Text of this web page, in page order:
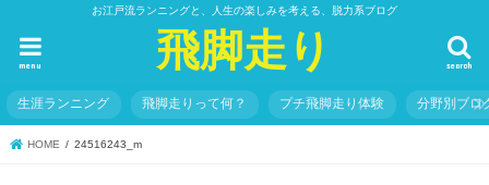
お江戸流ランニングと、人生の楽しみを考える、脱力系ブログ
飛脚走り search
menu
生涯ランニング 飛脚走りって何？ プチ飛脚走り体験 分野別ブロ
HOME 24516243_m